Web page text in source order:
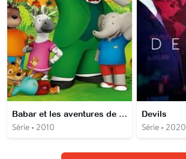
Babar et les aventures de Badou
Série • 2010
Devils
Série • 2020